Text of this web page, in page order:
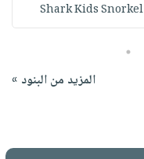
Shark Kids Snorkel
5
المزيد من البنود »